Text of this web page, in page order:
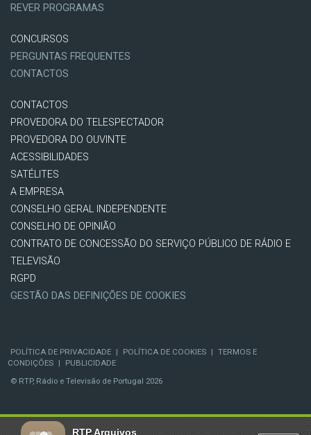
REVER PROGRAMAS
CONCURSOS
PERGUNTAS FREQUENTES
CONTACTOS
CONTACTOS
PROVEDORA DO TELESPECTADOR
PROVEDORA DO OUVINTE
ACESSIBILIDADES
SATÉLITES
A EMPRESA
CONSELHO GERAL INDEPENDENTE
CONSELHO DE OPINIÃO
CONTRATO DE CONCESSÃO DO SERVIÇO PÚBLICO DE RÁDIO E
TELEVISÃO
RGPD
GESTÃO DAS DEFINIÇÕES DE COOKIES
POLÍTICA DE PRIVACIDADE | POLÍTICA DE COOKIES | TERMOS E
CONDIÇÕES |
PUBLICIDADE
© RTP, Rádio e Televisão de Portugal 2026
RTP Arquivos